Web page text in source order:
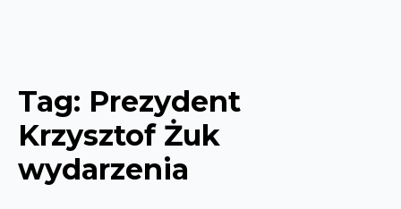
Tag: Prezydent
Krzysztof Żuk
wydarzenia